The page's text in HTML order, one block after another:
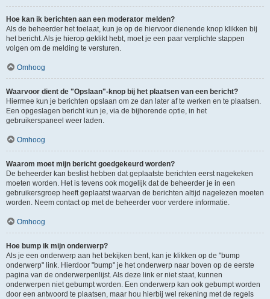
Hoe kan ik berichten aan een moderator melden?
Als de beheerder het toelaat, kun je op de hiervoor dienende knop klikken bij
het bericht. Als je hierop geklikt hebt, moet je een paar verplichte stappen
volgen om de melding te versturen.
Omhoog
Waarvoor dient de "Opslaan"-knop bij het plaatsen van een bericht?
Hiermee kun je berichten opslaan om ze dan later af te werken en te plaatsen.
Een opgeslagen bericht kun je, via de bijhorende optie, in het
gebruikerspaneel weer laden.
Omhoog
Waarom moet mijn bericht goedgekeurd worden?
De beheerder kan beslist hebben dat geplaatste berichten eerst nagekeken
moeten worden. Het is tevens ook mogelijk dat de beheerder je in een
gebruikersgroep heeft geplaatst waarvan de berichten altijd nagelezen moeten
worden. Neem contact op met de beheerder voor verdere informatie.
Omhoog
Hoe bump ik mijn onderwerp?
Als je een onderwerp aan het bekijken bent, kan je klikken op de "bump
onderwerp" link. Hierdoor "bump" je het onderwerp naar boven op de eerste
pagina van de onderwerpenlijst. Als deze link er niet staat, kunnen
onderwerpen niet gebumpt worden. Een onderwerp kan ook gebumpt worden
door een antwoord te plaatsen, maar hou hierbij wel rekening met de regels